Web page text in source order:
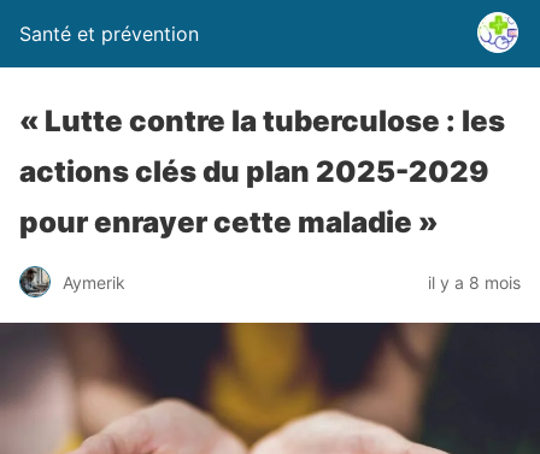
Santé et prévention
« Lutte contre la tuberculose : les
actions clés du plan 2025-2029
pour enrayer cette maladie »
Aymerik il y a 8 mois